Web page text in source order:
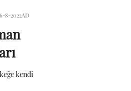
8-2022AD
kendi